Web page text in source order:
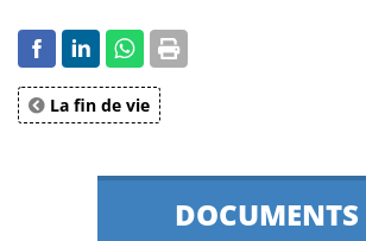
La fin de vie
DOCUMENTS